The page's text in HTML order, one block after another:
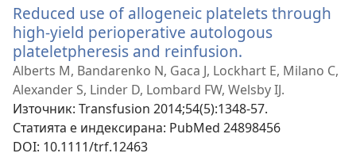
Reduced use of allogeneic platelets through
high-yield perioperative autologous
plateletpheresis and reinfusion.
нов
прозорец)
Alberts M, Bandarenko N, Gaca J, Lockhart E, Milano C,
Alexander S, Linder D, Lombard FW, Welsby IJ.
Източник‎: Transfusion 2014;54(5):1348-57.
Статията е индексирана‎: PubMed 24898456
DOI‎: 10.1111/trf.12463